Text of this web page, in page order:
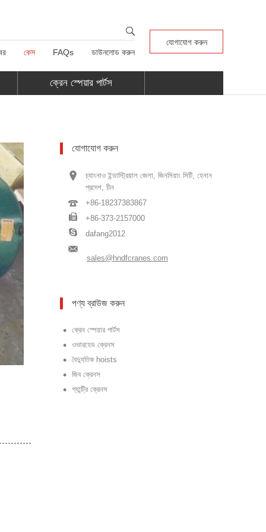
যোগাযোগ করুন
কেস FAQs ডাউনলোড করুন
ক্রেন স্পেয়ার পার্টস
যোগাযোগ করুন
চ্যাংনাও ইন্ডাস্ট্রিয়াল জেলা, জিনসিয়াং সিটি, হেনান
প্রদেশ, চীন
+86-18237383867
+86-373-2157000
dafang2012
sales@hndfcranes.com
পণ্য ব্রাউজ করুন
• ক্রেন স্পেয়ার পার্টস
• ওভারহেড ক্রেনস
• বৈদ্যুতিক hoists
• জিব ক্রেনস
• গ্যান্ট্রি ক্রেনস